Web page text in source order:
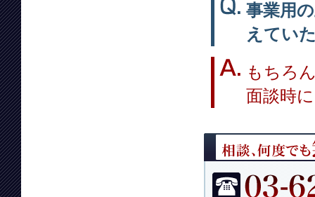
事業用
えてい
もちろ
面談時